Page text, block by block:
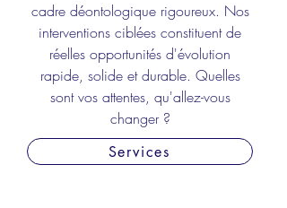
cadre déontologique rigoureux. Nos
interventions ciblées constituent de
réelles opportunités d'évolution
rapide, solide et durable. Quelles
sont vos attentes, qu'allez-vous
changer ?
Services